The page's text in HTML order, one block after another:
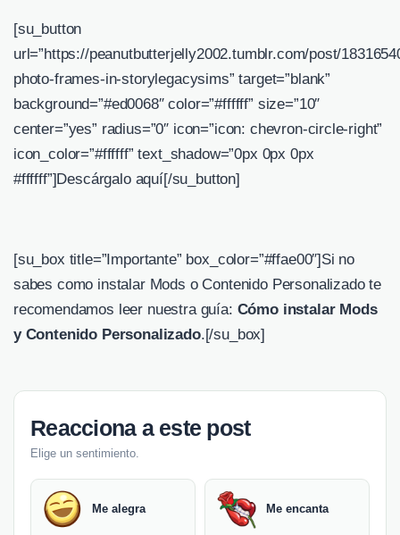
[su_button
url=”https://peanutbutterjelly2002.tumblr.com/post/
photo-frames-in-storylegacysims” target=”blank”
background=”#ed0068″ color=”#ffffff” size=”10″
center=”yes” radius=”0″ icon=”icon: chevron-circle-right”
icon_color=”#ffffff” text_shadow=”0px 0px 0px
#ffffff”]Descárgalo aquí[/su_button]
[su_box title=”Importante” box_color=”#ffae00″]Si no
sabes como instalar Mods o Contenido Personalizado te
recomendamos leer nuestra guía: Cómo instalar Mods
y Contenido Personalizado.[/su_box]
Reacciona a este post
Elige un sentimiento.
Me alegra Me encanta